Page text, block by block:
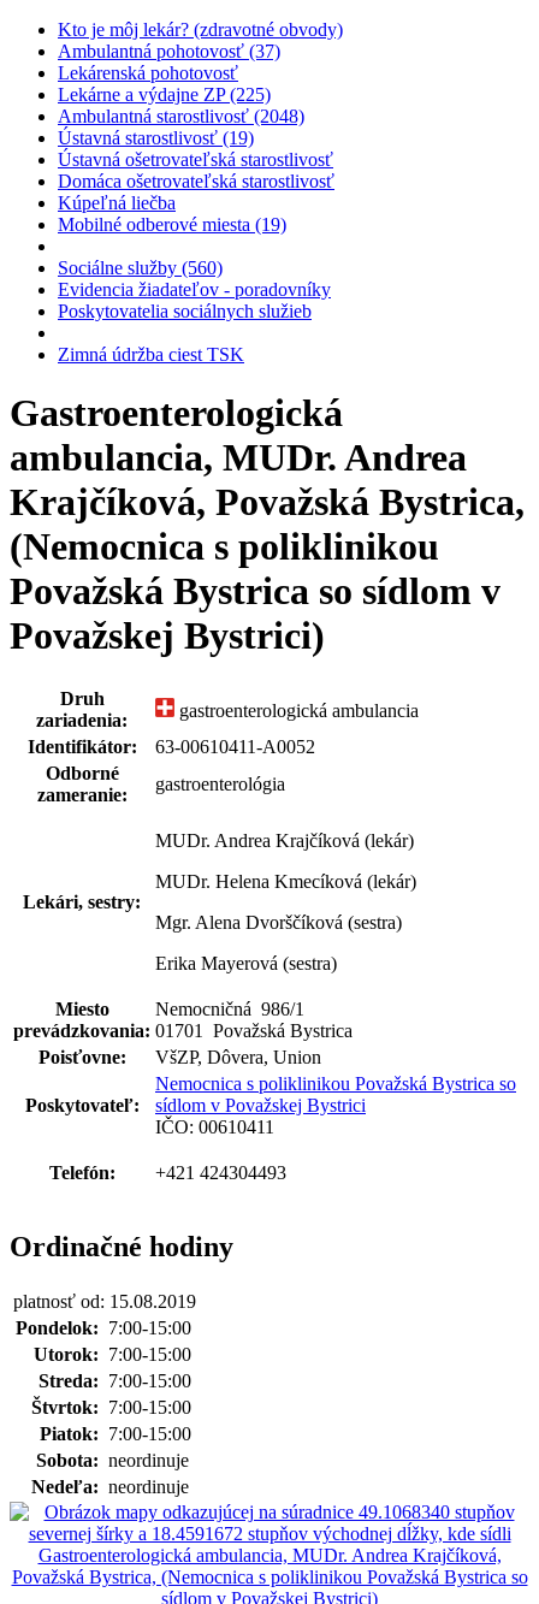
Kto je môj lekár? (zdravotné obvody)
Ambulantná pohotovosť (37)
Lekárenská pohotovosť
Lekárne a výdajne ZP (225)
Ambulantná starostlivosť (2048)
Ústavná starostlivosť (19)
Ústavná ošetrovateľská starostlivosť
Domáca ošetrovateľská starostlivosť
Kúpeľná liečba
Mobilné odberové miesta (19)
Sociálne služby (560)
Evidencia žiadateľov - poradovníky
Poskytovatelia sociálnych služieb
Zimná údržba ciest TSK
Gastroenterologická
ambulancia, MUDr. Andrea
Krajčíková, Považská Bystrica,
(Nemocnica s poliklinikou
Považská Bystrica so sídlom v
Považskej Bystrici)
Druh
zariadenia:
gastroenterologická ambulancia
Identifikátor:
63-00610411-A0052
Odborné
zameranie:
gastroenterológia
Lekári, sestry:
MUDr. Andrea Krajčíková (lekár)
MUDr. Helena Kmecíková (lekár)
Mgr. Alena Dvorščíková (sestra)
Erika Mayerová (sestra)
Miesto
prevádzkovania:
Nemocničná 986/1
01701 Považská Bystrica
Poisťovne:
VšZP, Dôvera, Union
Poskytovateľ:
Nemocnica s poliklinikou Považská Bystrica so
sídlom v Považskej Bystrici
IČO: 00610411
Telefón: +421 424304493
Ordinačné hodiny
platnosť od: 15.08.2019
Pondelok: 7:00-15:00
Utorok: 7:00-15:00
Streda: 7:00-15:00
Štvrtok: 7:00-15:00
Piatok: 7:00-15:00
Sobota: neordinuje
Nedeľa: neordinuje